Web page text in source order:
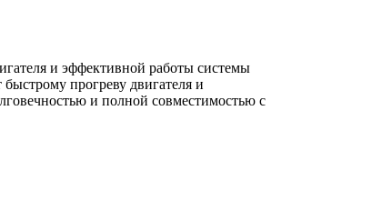
и эффективной работы системы
прогреву двигателя и
и полной совместимостью с